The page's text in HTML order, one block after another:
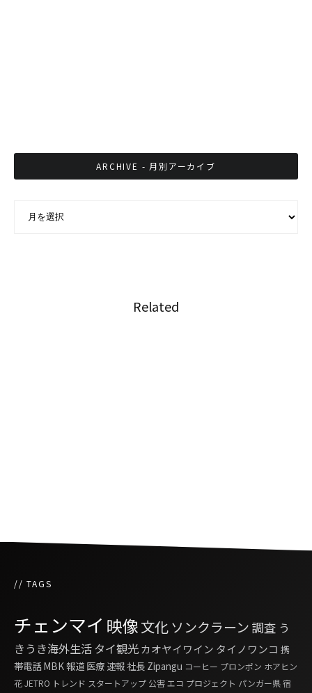
ARCHIVE - 月別アーカイブ
Related
// TAGS
チェンマイ 映像文化ソンクラーン 調査 う
きうき海外生活タイ観光カオヤイワイン タイノワンコ 携
帯電話 MBK報道 医療 速報社長 Zipangu コーヒー プロンポン ホアヒン
花JETRO トレンド スタートアップ 公害エコ プロジェクト パンガー県宿